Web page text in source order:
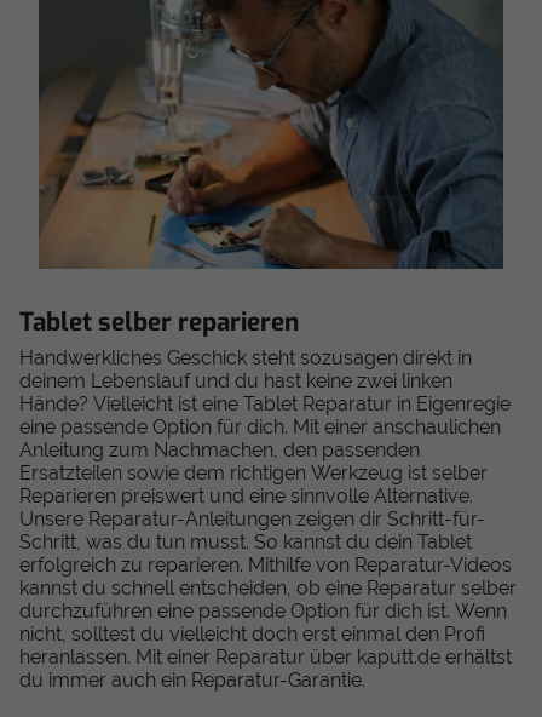
Tablet selber reparieren
Handwerkliches Geschick steht sozusagen direkt in
deinem Lebenslauf und du hast keine zwei linken
Hände? Vielleicht ist eine Tablet Reparatur in Eigenregie
eine passende Option für dich. Mit einer anschaulichen
Anleitung zum Nachmachen, den passenden
Ersatzteilen sowie dem richtigen Werkzeug ist selber
Reparieren preiswert und eine sinnvolle Alternative.
Unsere Reparatur-Anleitungen zeigen dir Schritt-für-
Schritt, was du tun musst. So kannst du dein Tablet
erfolgreich zu reparieren. Mithilfe von Reparatur-Videos
kannst du schnell entscheiden, ob eine Reparatur selber
durchzuführen eine passende Option für dich ist. Wenn
nicht, solltest du vielleicht doch erst einmal den Profi
heranlassen. Mit einer Reparatur über kaputt.de erhältst
du immer auch ein Reparatur-Garantie.